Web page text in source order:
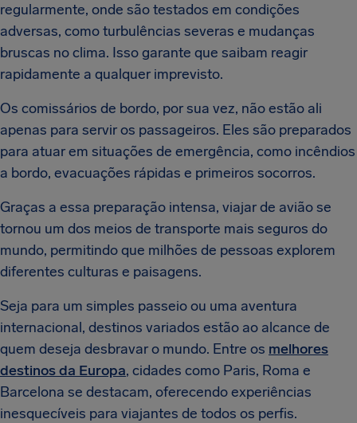
regularmente, onde são testados em condições
adversas, como turbulências severas e mudanças
bruscas no clima. Isso garante que saibam reagir
rapidamente a qualquer imprevisto.
Os comissários de bordo, por sua vez, não estão ali
apenas para servir os passageiros. Eles são preparados
para atuar em situações de emergência, como incêndios
a bordo, evacuações rápidas e primeiros socorros.
Graças a essa preparação intensa, viajar de avião se
tornou um dos meios de transporte mais seguros do
mundo, permitindo que milhões de pessoas explorem
diferentes culturas e paisagens.
Seja para um simples passeio ou uma aventura
internacional, destinos variados estão ao alcance de
quem deseja desbravar o mundo. Entre os melhores
destinos da Europa, cidades como Paris, Roma e
Barcelona se destacam, oferecendo experiências
inesquecíveis para viajantes de todos os perfis.